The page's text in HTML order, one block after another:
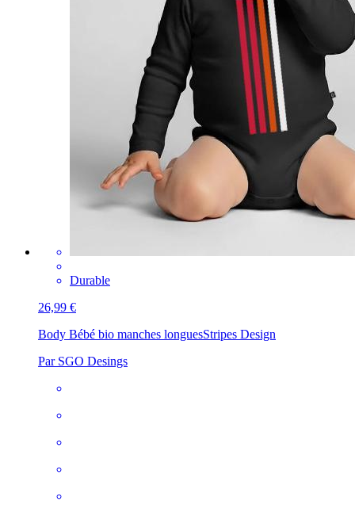
Durable
26,99 €
Body Bébé bio manches longuesStripes Design
Par SGO Desings